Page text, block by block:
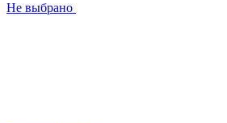
Не выбрано